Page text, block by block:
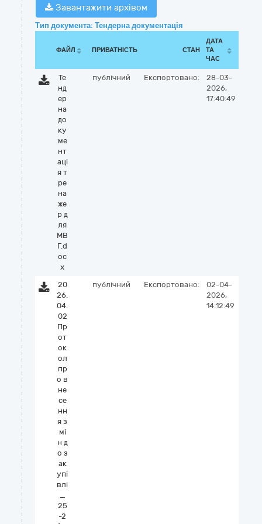
Завантажити архівом
Тип документа: Тендерна документація
ФАЙЛ ПРИВАТНІСТЬ СТАН
ДАТА
ТА
ЧАС
Те
нд
ер
на
до
ку
ме
нт
аці
я т
ре
на
же
р д
ля
МВ
Г.d
oc
x
публічний Експортовано:
28-03-
2026,
17:40:49
20
26.
04.
02
Пр
от
ок
ол
пр
о в
не
се
нн
я з
мі
н д
о з
ак
упі
влі
_
25
-2
публічний Експортовано:
02-04-
2026,
14:12:49